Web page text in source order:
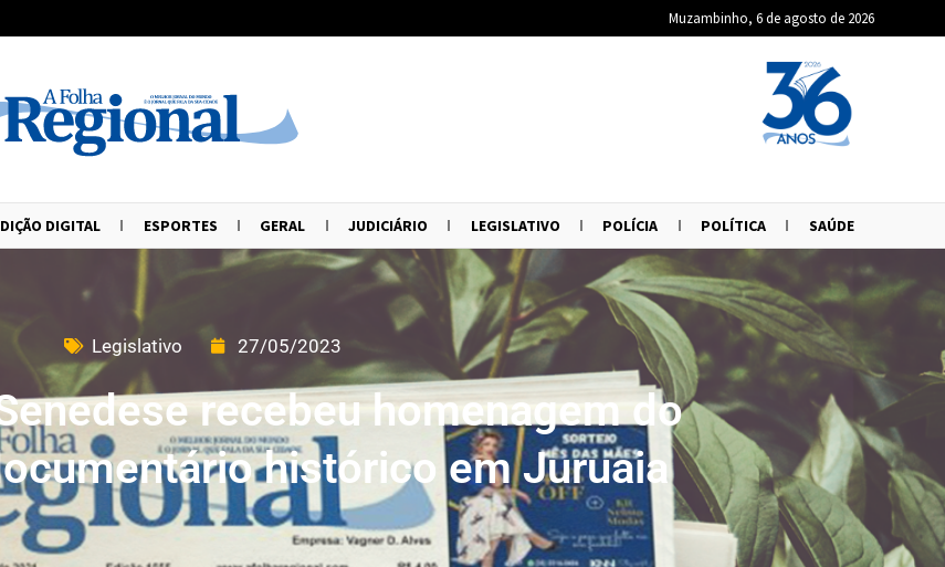
Muzambinho, 6 de agosto de 2026
DIGITAL ESPORTES GERAL JUDICIÁRIO LEGISLATIVO POLÍCIA POLÍTICA SAÚDE
Legislativo 27/05/2023
recebeu homenagem do
histórico em Juruaia